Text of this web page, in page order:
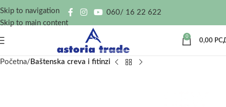
Skip to navigation
Skip to main content
060/ 16 22 622
0
0,00
Početna Baštenska creva i fitinzi